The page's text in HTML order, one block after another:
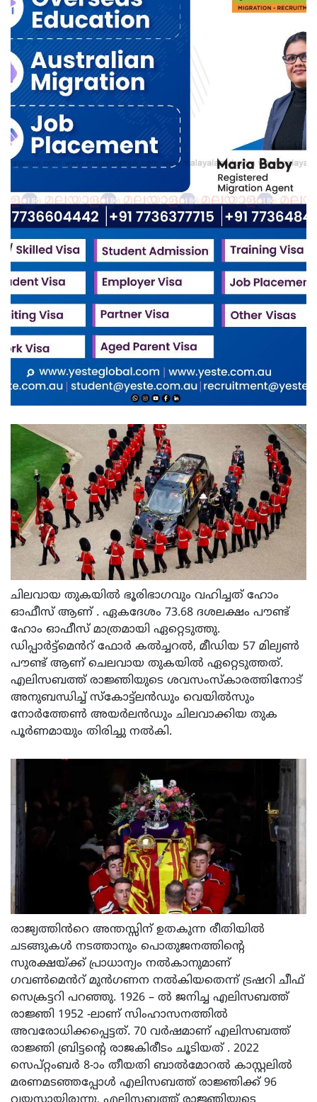
ചിലവായ തുകയിൽ ഭൂരിഭാഗവും വഹിച്ചത് ഹോം
ഓഫീസ് ആണ് . ഏകദേശം 73.68 ദശലക്ഷം പൗണ്ട്
ഹോം ഓഫീസ് മാത്രമായി ഏറ്റെടുത്തു.
ഡിപ്പാർട്ട്മെൻറ് ഫോർ കൽച്ചറൽ, മീഡിയ 57 മില്യൺ
പൗണ്ട് ആണ് ചെലവായ തുകയിൽ ഏറ്റെടുത്തത്.
എലിസബത്ത് രാജ്ഞിയുടെ ശവസംസ്കാരത്തിനോട്
അനുബന്ധിച്ച് സ്കോട്ട്‌ലൻഡും വെയിൽസും
നോർത്തേൺ അയർലൻഡും ചിലവാക്കിയ തുക
പൂർണമായും തിരിച്ചു നൽകി.
രാജ്യത്തിൻറെ അന്തസ്സിന് ഉതകുന്ന രീതിയിൽ
ചടങ്ങുകൾ നടത്താനും പൊതുജനത്തിന്റെ
സുരക്ഷയ്ക്ക് പ്രാധാന്യം നൽകാനുമാണ്
ഗവൺമെൻറ് മുൻഗണന നൽകിയതെന്ന് ട്രഷറി ചീഫ്
സെക്രട്ടറി പറഞ്ഞു. 1926 – ൽ ജനിച്ച എലിസബത്ത്
രാജ്ഞി 1952 -ലാണ് സിംഹാസനത്തിൽ
അവരോധിക്കപ്പെട്ടത്. 70 വർഷമാണ് എലിസബത്ത്
രാജ്ഞി ബ്രിട്ടന്റെ രാജകിരീടം ചൂടിയത് . 2022
സെപ്റ്റംബർ 8-ാം തീയതി ബാൽമോറൽ കാസ്റ്റലിൽ
മരണമടഞ്ഞപ്പോൾ എലിസബത്ത് രാജ്ഞിക്ക് 96